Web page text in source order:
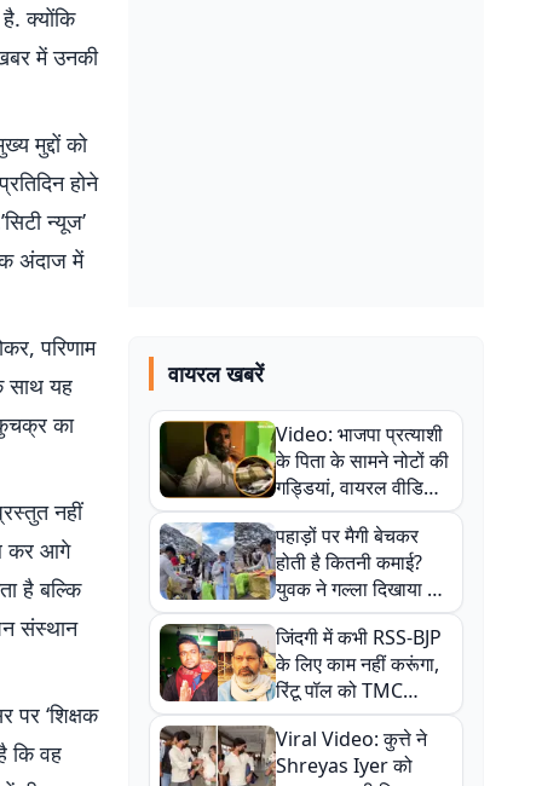
है. क्योंकि
में उनकी
मुद्दों को
होने
न्यूज’
अंदाज में
परिणाम
साथ यह
का
नहीं
कर आगे
है बल्कि
संस्थान
‘शिक्षक
कि वह
वायरल खबरें
Video: भाजपा प्रत्याशी
के पिता के सामने नोटों की
गड्डियां, वायरल वीडियो
से राजनीति में उबाल,
अजित महतो बोले- TMC
की गंदी चाल
पहाड़ों पर मैगी बेचकर
होती है कितनी कमाई?
युवक ने गल्ला दिखाया तो
नौकरी वालों के खड़े हो गए
कान
जिंदगी में कभी RSS-BJP
के लिए काम नहीं करूंगा,
रिंटू पॉल को TMC
ऑफिस में ले जाकर पीटा,
Video वायरल
Viral Video: कुत्ते ने
Shreyas Iyer को